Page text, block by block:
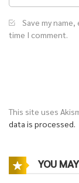
Save my
time I comment.
This site uses
data is processed.
YOU